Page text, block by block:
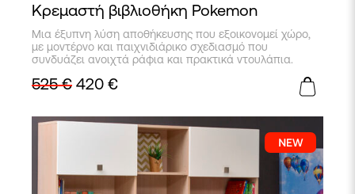
Κρεμαστή βιβλιοθήκη Pokemon
Μια έξυπνη λύση αποθήκευσης που εξοικονομεί χώρο,
με μοντέρνο και παιχνιδιάρικο σχεδιασμό που
συνδυάζει ανοιχτά ράφια και πρακτικά ντουλάπια.
525€ 420 €